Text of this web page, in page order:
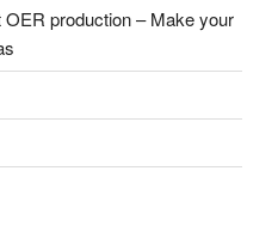
production – Make your